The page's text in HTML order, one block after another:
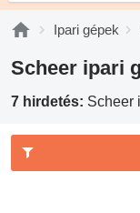
Ipari gépek
Scheer ipari
7 hirdetés: Scheer